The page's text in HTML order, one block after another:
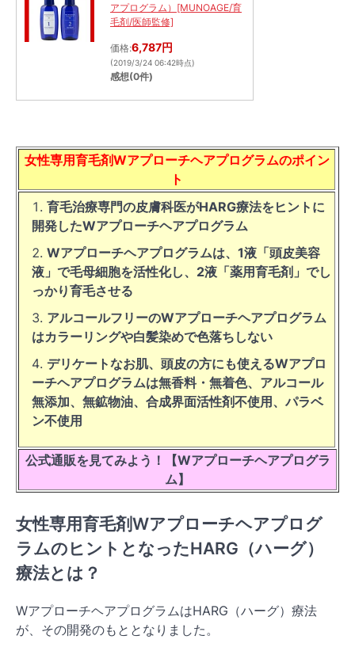
アプログラム）[MUNOAGE/育
毛剤/医師監修]
価格:6,787円
(2019/3/24 06:42時点)
感想(0件)
女性専用育毛剤Wアプローチヘアプログラムのポイン
ト
育毛治療専門の皮膚科医がHARG療法をヒントに
開発したWアプローチヘアプログラム
Wアプローチヘアプログラムは、1液「頭皮美容
液」で毛母細胞を活性化し、2液「薬用育毛剤」でし
っかり育毛させる
アルコールフリーのWアプローチヘアプログラム
はカラーリングや白髪染めで色落ちしない
デリケートなお肌、頭皮の方にも使えるWアプロ
ーチヘアプログラムは無香料・無着色、アルコール
無添加、無鉱物油、合成界面活性剤不使用、パラベ
ン不使用
公式通販を見てみよう！【Wアプローチヘアプログラ
ム】
女性専用育毛剤Wアプローチヘアプログ
ラムのヒントとなったHARG（ハーグ）
療法とは？
WアプローチヘアプログラムはHARG（ハーグ）療法
が、その開発のもととなりました。